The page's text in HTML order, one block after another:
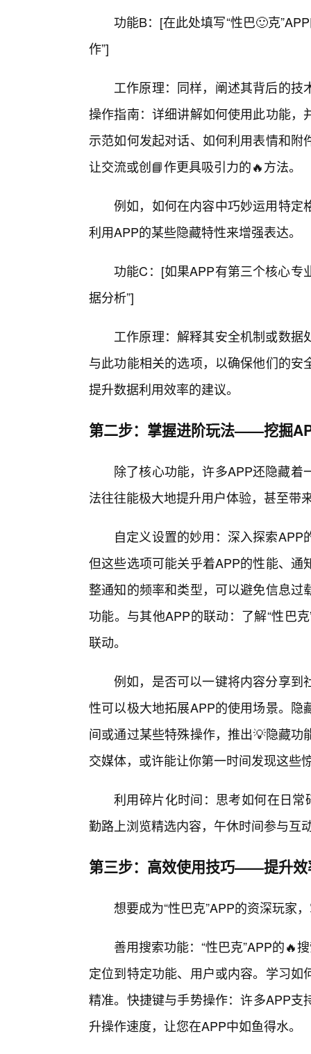
功能B：[在此处填写“性巴🙂克
作”]
工作原理：同样，阐述其背后的
操作指南：详细讲解如何使用此功能
示范如何发起对话、如何利用表情和
让交流或创📘作更具吸引力的🔥方法。
例如，如何在内容中巧妙运用特定
利用APP的某些隐藏特性来增强表达。
功能C：[如果APP有第三个核心专
据分析”]
工作原理：解释其安全机制或数
与此功能相关的选项，以确保他们的
提升数据利用效率的建议。
第二步：掌握进阶玩法——挖掘
除了核心功能，许多APP还隐藏
法往往能极大地提升用户体验，甚至带
自定义设置的妙用：深入探索
但这些选项可能关乎着APP的性能、
整通知的频率和类型，可以避免信息
功能。与其他APP的联动：了解“性巴
联动。
例如，是否可以一键将内容分享到
性可以极大地拓展APP的使用场景。
间或通过某些特殊操作，推出💡隐藏
交媒体，或许能让你第一时间发现这些
利用碎片化时间：思考如何在日常
勤路上浏览精选内容，午休时间参与互
第三步：高效使用技巧——提升效
想要成为“性巴克”APP的资深玩家
善用搜索功能：“性巴克”APP的🔥
定位到特定功能、用户或内容。学习
精准。快捷键与手势操作：许多APP
升操作速度，让您在APP中如鱼得水。